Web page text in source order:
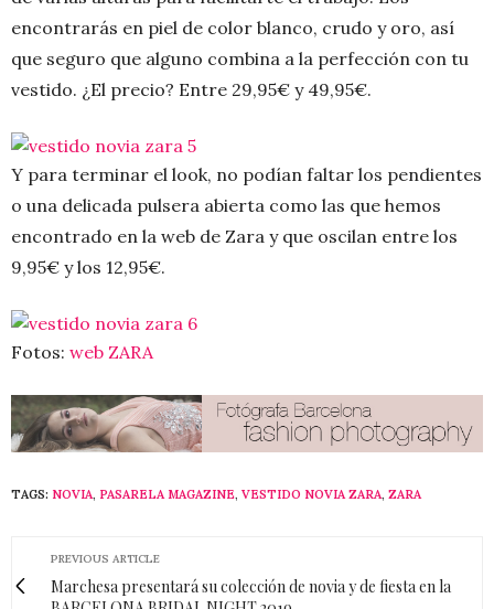
encontrarás en piel de color blanco, crudo y oro, así
que seguro que alguno combina a la perfección con tu
vestido. ¿El precio? Entre 29,95€ y 49,95€.
Y para terminar el look, no podían faltar los pendientes
o una delicada pulsera abierta como las que hemos
encontrado en la web de Zara y que oscilan entre los
9,95€ y los 12,95€.
Fotos: web ZARA
TAGS: NOVIA, PASARELA MAGAZINE, VESTIDO NOVIA ZARA, ZARA
PREVIOUS ARTICLE
Marchesa presentará su colección de novia y de fiesta en la